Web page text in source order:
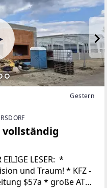
Gestern
vollständig
LESER: *
Traum! * KFZ -
* große ATH